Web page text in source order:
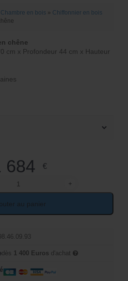
Chambre en bois » Chiffonnier en bois
chêne
cm x Profondeur 44 cm x Hauteur
684 €
6 tiroirs en chêne
+
au panier
dès 1 400 Euros d'achat